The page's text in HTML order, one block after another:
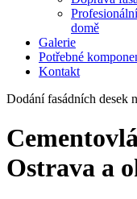
domě
Galerie
Potřebné
Kontakt
Dodání fasádních desek
Ostrava a